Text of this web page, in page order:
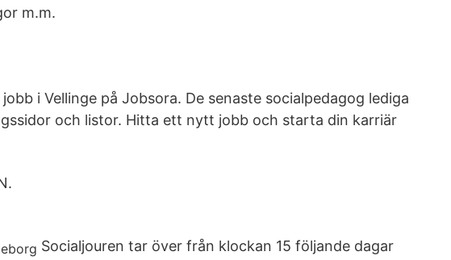
m.m.
i Vellinge på Jobsora. De senaste socialpedagog lediga
och listor. Hitta ett nytt jobb och starta din karriär
Socialjouren tar över från klockan 15 följande dagar